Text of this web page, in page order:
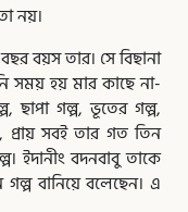
নয়।
বয়স তার। সে বিছানা
সময় হয় মার কাছে না-
ছাপা গল্প, ভূতের গল্প,
প্রায় সবই তার গত তিন
ইদানীং বদনবাবু তাকে
বানিয়ে বলেছেন। এ